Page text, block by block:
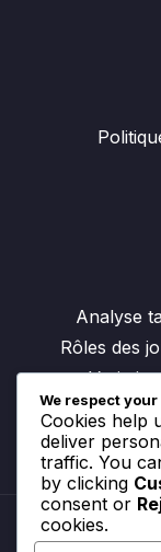
Analyse
Rôles des
We respect
Cookies help
deliver
traffic. You
by clicking
consent or
cookies.